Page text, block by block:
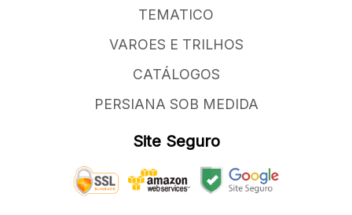
TEMATICO
VAROES E TRILHOS
CATÁLOGOS
PERSIANA SOB MEDIDA
Site Seguro